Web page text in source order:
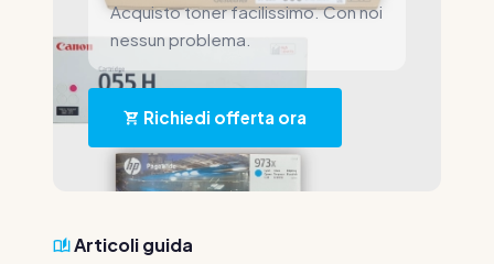
Acquisto toner facilissimo. Con noi
nessun problema.
Richiedi offerta ora
Articoli guida